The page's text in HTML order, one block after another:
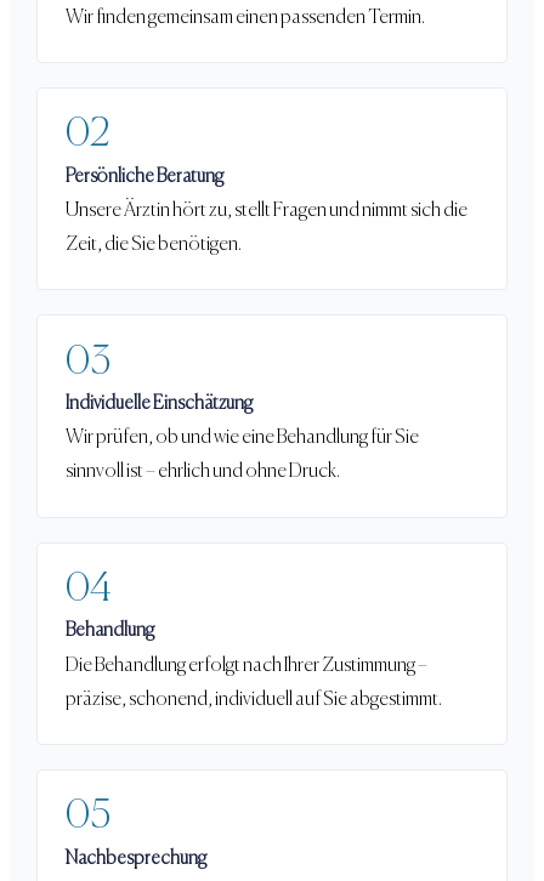
Wir finden gemeinsam einen passenden Termin.
02
Persönliche Beratung
Unsere Ärztin hört zu, stellt Fragen und nimmt sich die
Zeit, die Sie benötigen.
03
Individuelle Einschätzung
Wir prüfen, ob und wie eine Behandlung für Sie
sinnvoll ist – ehrlich und ohne Druck.
04
Behandlung
Die Behandlung erfolgt nach Ihrer Zustimmung –
präzise, schonend, individuell auf Sie abgestimmt.
05
Nachbesprechung